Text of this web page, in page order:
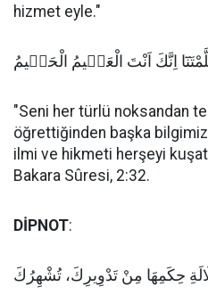
hizmet eyle."
اِنَّكَ اَنْتَ الْعَلٖيمُ الْحَكٖيمُ
"Seni her türlü noksandan
öğrettiğinden başka
ilmi ve hikmeti herşeyi
Bakara Sûresi, 2:32.
DİPNOT: